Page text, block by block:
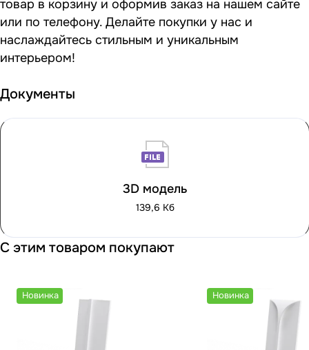
товар в корзину и оформив заказ на нашем сайте
или по телефону. Делайте покупки у нас и
наслаждайтесь стильным и уникальным
интерьером!
Документы
3D модель
139,6 Кб
С этим товаром покупают
Новинка Новинка